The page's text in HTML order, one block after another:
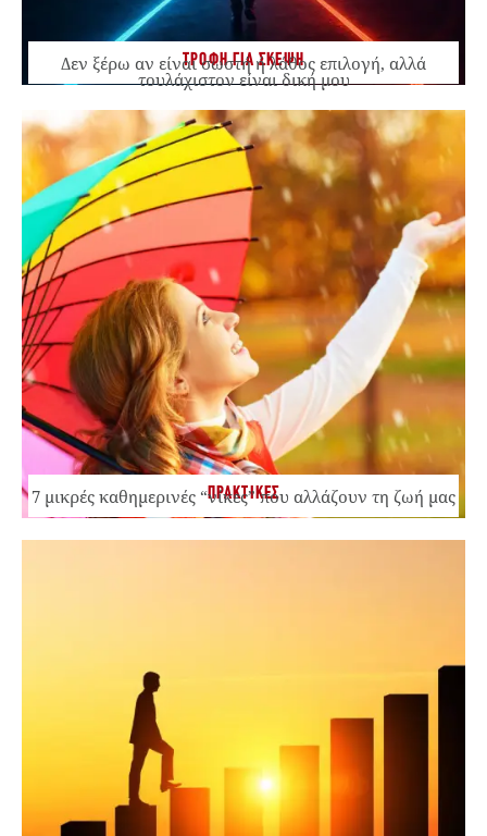
ΤΡΟΦΗ ΓΙΑ ΣΚΕΨΗ
Δεν ξέρω αν είναι σωστή ή λάθος επιλογή, αλλά
τουλάχιστον είναι δική μου
ΠΡΑΚΤΙΚΕΣ
7 μικρές καθημερινές “νίκες” που αλλάζουν τη ζωή μας